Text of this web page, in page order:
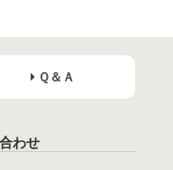
Ｑ＆Ａ
わせ